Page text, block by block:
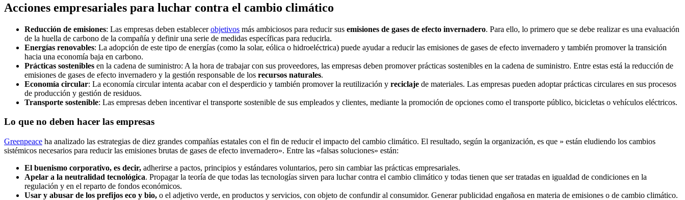
Acciones empresariales para luchar contra el cambio climático
Reducción de emisiones: Las empresas deben establecerobjetivos más ambiciosos para reducir sus emisiones de gases de efecto invernadero. Para ello, lo primero que se debe realizar es una evaluación
de la huella de carbono de la compañía y definir una serie de medidas específicas para reducirla.
Energías renovables: La adopción de este tipo de energías (como la solar, eólica o hidroeléctrica) puede ayudar a reducir las emisiones de gases de efecto invernadero y también promover la transición
hacia una economía baja en carbono.
Prácticas sostenibles en la cadena de suministro: A la hora de trabajar con sus proveedores, las empresas deben promover prácticas sostenibles en la cadena de suministro. Entre estas está la reducción de
emisiones de gases de efecto invernadero y la gestión responsable de los recursos naturales.
Economía circular: La economía circular intenta acabar con el desperdicio y también promover la reutilización y reciclaje de materiales. Las empresas pueden adoptar prácticas circulares en sus procesos
de producción y gestión de residuos.
Transporte sostenible: Las empresas deben incentivar el transporte sostenible de sus empleados y clientes, mediante la promoción de opciones como el transporte público, bicicletas o vehículos eléctricos.
Lo que no deben hacer las empresas
Greenpeace ha analizado las estrategias de diez grandes compañías estatales con el fin de reducir el impacto del cambio climático. El resultado, según la organización, es que » están eludiendo los cambios
sistémicos necesarios para reducir las emisiones brutas de gases de efecto invernadero». Entre las «falsas soluciones» están:
El buenismo corporativo, es decir, adherirse a pactos, principios y estándares voluntarios, pero sin cambiar las prácticas empresariales.
Apelar a la neutralidad tecnológica. Propagar la teoría de que todas las tecnologías sirven para luchar contra el cambio climático y todas tienen que ser tratadas en igualdad de condiciones en la
regulación y en el reparto de fondos económicos.
Usar y abusar de los prefijos eco y bio, o el adjetivo verde, en productos y servicios, con objeto de confundir al consumidor. Generar publicidad engañosa en materia de emisiones o de cambio climático.